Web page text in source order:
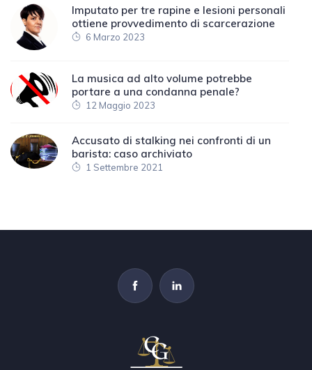
Imputato per tre rapine e lesioni personali
ottiene provvedimento di scarcerazione
6 Marzo 2023
La musica ad alto volume potrebbe
portare a una condanna penale?
12 Maggio 2023
Accusato di stalking nei confronti di un
barista: caso archiviato
1 Settembre 2021